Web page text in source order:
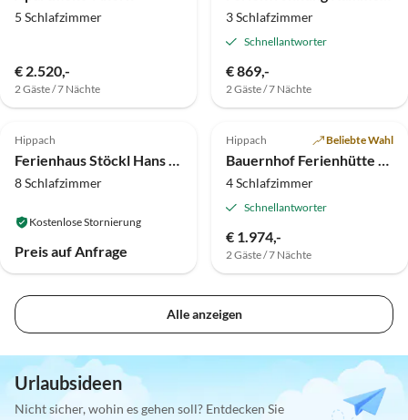
5 Schlafzimmer
€ 2.520,-
2 Gäste / 7 Nächte
3 Schlafzimmer
Schnellantworter
€ 869,-
2 Gäste / 7 Nächte
Hippach
Ferienhaus Stöckl Hans u. Sabine
8 Schlafzimmer
Kostenlose Stornierung
Preis auf Anfrage
Hippach Beliebte Wahl
Bauernhof Ferienhütte Donnerhäusl
4 Schlafzimmer
Schnellantworter
€ 1.974,-
2 Gäste / 7 Nächte
Alle anzeigen
Urlaubsideen
Nicht sicher, wohin es gehen soll? Entdecken Sie